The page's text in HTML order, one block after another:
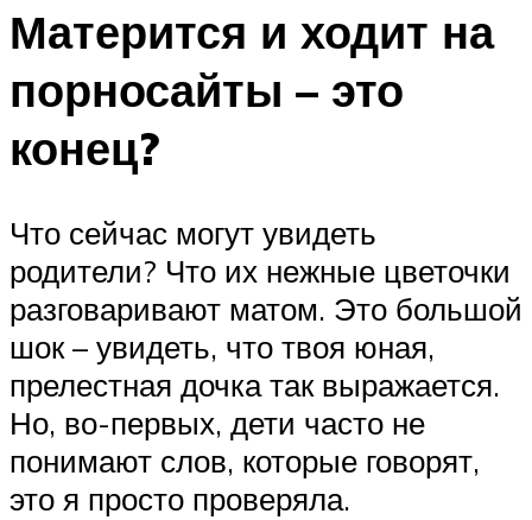
Матерится и ходит на
порносайты – это
конец?
Что сейчас могут увидеть
родители? Что их нежные цветочки
разговаривают матом. Это большой
шок – увидеть, что твоя юная,
прелестная дочка так выражается.
Но, во-первых, дети часто не
понимают слов, которые говорят,
это я просто проверяла.